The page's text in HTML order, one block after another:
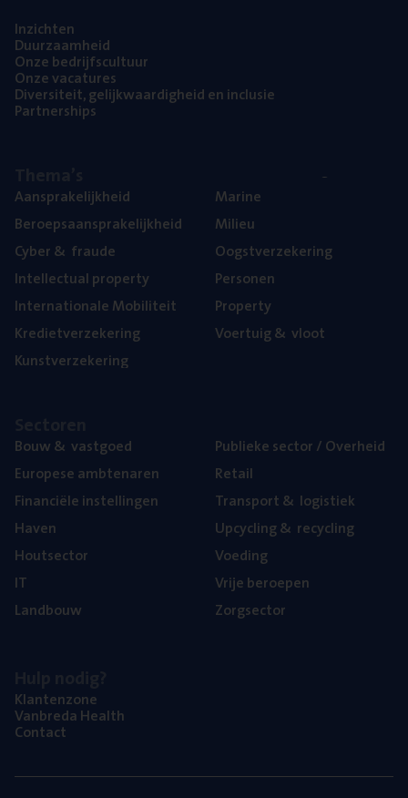
Inzich­ten
Duur­zaam­heid
Onze bedrijfs­cul­tuur
Onze vaca­tu­res
Diver­si­teit, gelijk­waar­dig­heid en inclusie
Part­ner­ships
Aan­spra­ke­lijk­heid
Beroeps­aan­spra­ke­lijk­heid
Cyber& fraude
Intel­lec­tu­al property
Inter­na­ti­o­na­le Mobiliteit
Kre­diet­ver­ze­ke­ring
Kunst­ver­ze­ke­ring
Mari­ne
Mili­eu
Oogst­ver­ze­ke­ring
Per­so­nen
Pro­per­ty
Voer­tuig& vloot
Bouw& vastgoed
Euro­pe­se ambtenaren
Finan­ci­ë­le instellingen
Haven
Hout­sec­tor
IT
Land­bouw
Publie­ke sec­tor / Overheid
Retail
Trans­port& logistiek
Upcy­cling& recycling
Voe­ding
Vrije beroe­pen
Zorg­sec­tor
Klan­ten­zo­ne
Van­b­re­da Health
Con­tact